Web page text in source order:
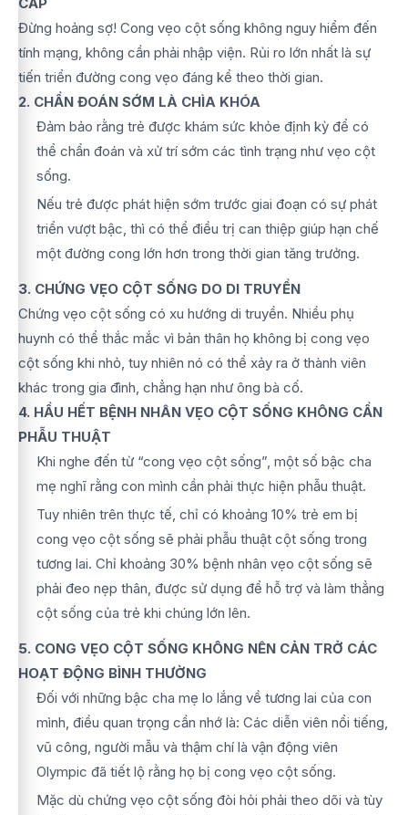
Đừng hoảng sợ! Cong vẹo cột sống không nguy hiểm đến
tính mạng, không cần phải nhập viện. Rủi ro lớn nhất là sự
tiến triển đường cong vẹo đáng kể theo thời gian.
2. CHẨN ĐOÁN SỚM LÀ CHÌA KHÓA
Đảm bảo rằng trẻ được khám sức khỏe định kỳ để có
thể chẩn đoán và xử trí sớm các tình trạng như vẹo cột
sống.
Nếu trẻ được phát hiện sớm trước giai đoạn có sự phát
triển vượt bậc, thì có thể điều trị can thiệp giúp hạn chế
một đường cong lớn hơn trong thời gian tăng trưởng.
3. CHỨNG VẸO CỘT SỐNG DO DI TRUYỀN
Chứng vẹo cột sống có xu hướng di truyền. Nhiều phụ
huynh có thể thắc mắc vì bản thân họ không bị cong vẹo
cột sống khi nhỏ, tuy nhiên nó có thể xảy ra ở thành viên
khác trong gia đình, chẳng hạn như ông bà cố.
4. HẦU HẾT BỆNH NHÂN VẸO CỘT SỐNG KHÔNG CẦN
PHẪU THUẬT
Khi nghe đến từ “cong vẹo cột sống”, một số bậc cha
mẹ nghĩ rằng con mình cần phải thực hiện phẫu thuật.
Tuy nhiên trên thực tế, chỉ có khoảng 10% trẻ em bị
cong vẹo cột sống sẽ phải phẫu thuật cột sống trong
tương lai. Chỉ khoảng 30% bệnh nhân vẹo cột sống sẽ
phải đeo nẹp thân, được sử dụng để hỗ trợ và làm thẳng
cột sống của trẻ khi chúng lớn lên.
5. CONG VẸO CỘT SỐNG KHÔNG NÊN CẢN TRỞ CÁC
HOẠT ĐỘNG BÌNH THƯỜNG
Đối với những bậc cha mẹ lo lắng về tương lai của con
mình, điều quan trọng cần nhớ là: Các diễn viên nổi tiếng,
vũ công, người mẫu và thậm chí là vận động viên
Olympic đã tiết lộ rằng họ bị cong vẹo cột sống.
Mặc dù chứng vẹo cột sống đòi hỏi phải theo dõi và tùy